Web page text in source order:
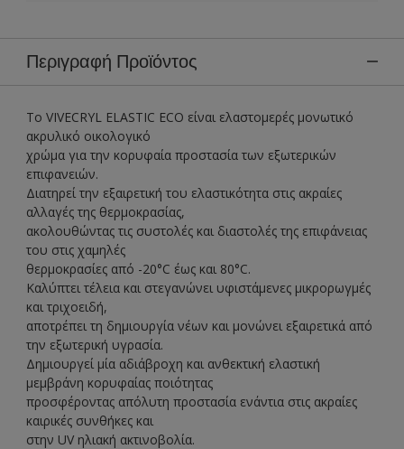
Περιγραφή Προϊόντος
Το VIVECRYL ELASTIC ECO είναι ελαστομερές μονωτικό
ακρυλικό οικολογικό
χρώμα για την κορυφαία προστασία των εξωτερικών
επιφανειών.
Διατηρεί την εξαιρετική του ελαστικότητα στις ακραίες
αλλαγές της θερμοκρασίας,
ακολουθώντας τις συστολές και διαστολές της επιφάνειας
του στις χαμηλές
θερμοκρασίες από -20°C έως και 80°C.
Καλύπτει τέλεια και στεγανώνει υφιστάμενες μικρορωγμές
και τριχοειδή,
αποτρέπει τη δημιουργία νέων και μονώνει εξαιρετικά από
την εξωτερική υγρασία.
Δημιουργεί μία αδιάβροχη και ανθεκτική ελαστική
μεμβράνη κορυφαίας ποιότητας
προσφέροντας απόλυτη προστασία ενάντια στις ακραίες
καιρικές συνθήκες και
στην UV ηλιακή ακτινοβολία.